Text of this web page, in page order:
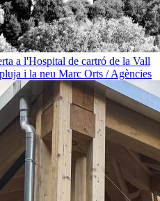
a l'Hospital de cartró de la Vall
i la neu Marc Orts / Agències